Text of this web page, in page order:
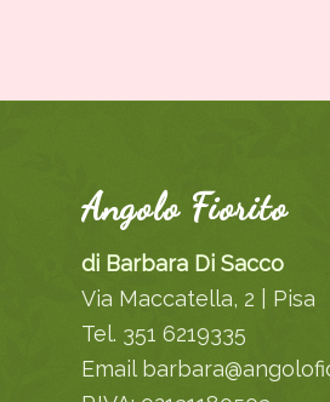
Angolo Fiorito
di Barbara Di Sacco
Via Maccatella, 2 | Pisa
Tel. 351 6219335
Email